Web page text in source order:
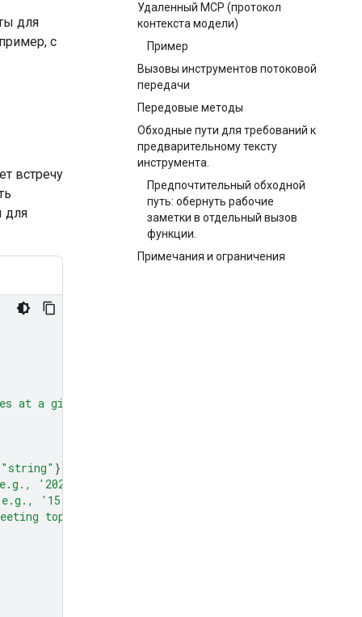
Удаленный MCP (протокол
контекста модели)
Пример
Вызовы инструментов потоковой
передачи
Передовые методы
Обходные пути для требований к
предварительному тексту
инструмента.
Предпочтительный обходной
путь: обернуть рабочие
заметки в отдельный вызов
функции.
Примечания и ограничения
для
с
встречу
для
at a given time and date."
"string" }},
'2024-07-29')"
'15:00')"
topic."